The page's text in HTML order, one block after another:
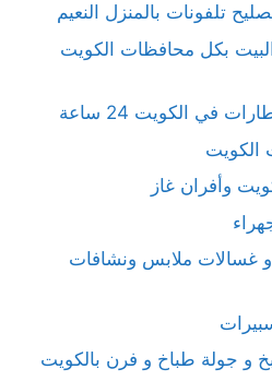
تلفونات بالمنزل النعيم
بكل محافظات الكويت
في الكويت 24 ساعة
الكويت
وأفران غاز
و غسالات ملابس ونشافات
و جولة طباخ و فرن بالكويت